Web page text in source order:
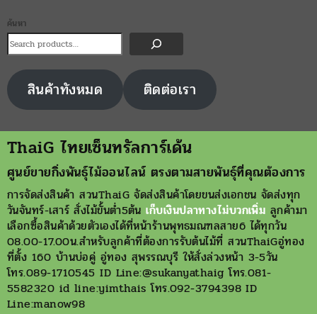
ค้นหา
สินค้าทังหมด ติดต่อเรา
ThaiG ไทยเซ็นทรัลการ์เด้น
ศูนย์ขายกิ่งพันธุ์ไม้ออนไลน์ ตรงตามสายพันธุ์ที่คุณต้องการ
การจัดส่งสินค้า สวนThaiG จัดส่งสินค้าโดยขนส่งเอกชน จัดส่งทุก
วันจันทร์-เสาร์ สั่งไม้ขั้นต่ำ5ต้นเก็บเงินปลาทางไม่บวกเพิ่ม ลูกค้ามา
เลือกซื้อสินค้าด้วยตัวเองได้ที่หน้าร้านพุทธมณฑลสาย6 ได้ทุกวัน
08.00-17.00น.สำหรับลูกค้าที่ต้องการรับต้นไม้ที่ สวนThaiGอู่ทอง
ที่ตั้ง 160 บ้านบ่อคู่ อู่ทอง สุพรรณบุรี ให้สั่งล่วงหน้า 3-5วัน
โทร.089-1710545 ID Line:@sukanyathaig โทร.081-
5582320 id line:yimthais โทร.092-3794398 ID
Line:manow98